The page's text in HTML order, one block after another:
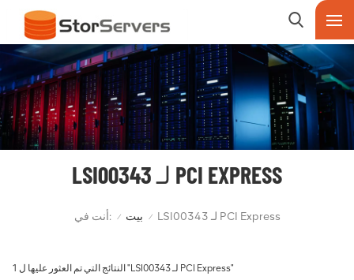
LSI00343 لـ PCI EXPRESS
أنت في: / بيت / LSI00343 لـ PCI Express
1 النتائج التي تم العثور عليها ل "LSI00343 لـ PCI Express"